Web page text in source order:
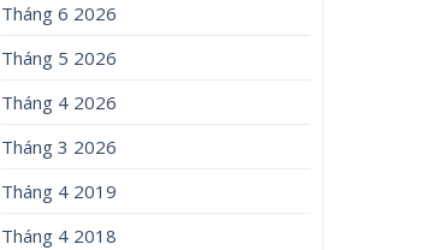
Tháng 6 2026
Tháng 5 2026
Tháng 4 2026
Tháng 3 2026
Tháng 4 2019
Tháng 4 2018